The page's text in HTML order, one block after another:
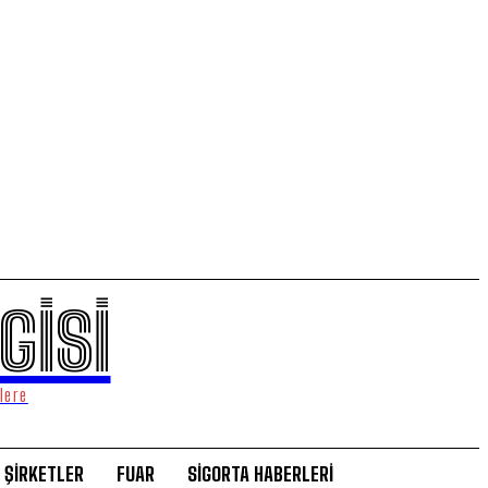
ŞİRKETLER FUAR SİGORTA HABERLERİ